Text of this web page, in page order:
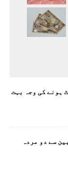
ہونے کی وجہ بہت
سے دو مردہ